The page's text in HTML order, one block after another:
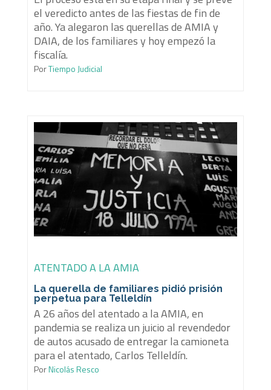
el veredicto antes de las fiestas de fin de
año. Ya alegaron las querellas de AMIA y
DAIA, de los familiares y hoy empezó la
fiscalía.
PorTiempo Judicial
ATENTADO A LA AMIA
La querella de familiares pidió prisión
perpetua para Telleldín
A 26 años del atentado a la AMIA, en
pandemia se realiza un juicio al revendedor
de autos acusado de entregar la camioneta
para el atentado, Carlos Telleldín.
PorNicolás Resco